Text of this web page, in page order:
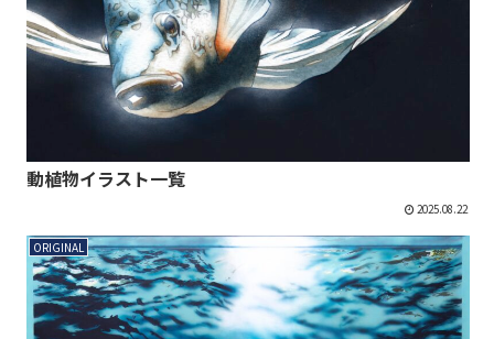
動植物イラスト一覧
2025.08.22
ORIGINAL